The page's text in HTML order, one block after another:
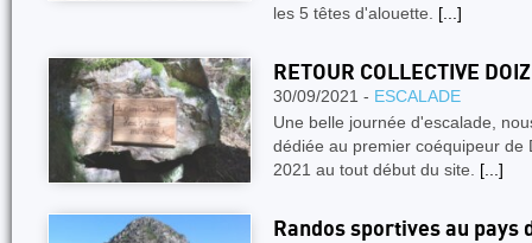
les 5 têtes d'alouette. [...]
RETOUR COLLECTIVE
30/09/2021 - ESCALADE
Une belle journée d'escalade,
dédiée au premier coéquipeur de
2021 au tout début du site. [...]
Randos sportives au pays